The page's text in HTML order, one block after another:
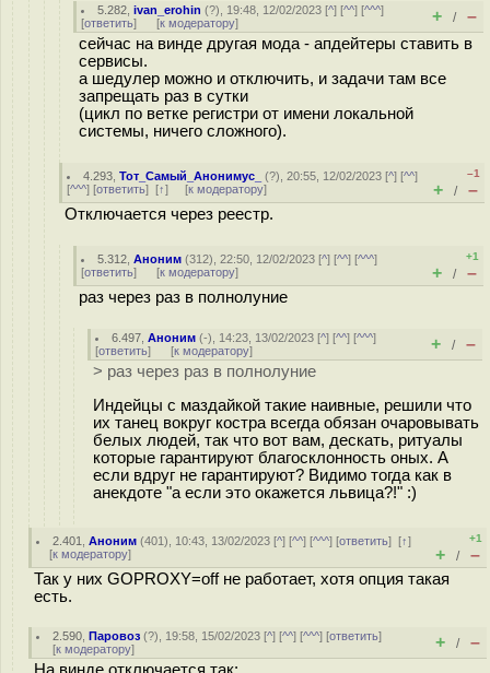
5.282 ,ivan_erohin (?), 19:48, 12/02/2023 [^] [^^] [^^^]
[ответить] [к модератору] + / –
сейчас на винде другая мода - апдейтеры ставить в
сервисы.
а шедулер можно и отключить, и задачи там все
запрещать раз в сутки
(цикл по ветке регистри от имени локальной
системы, ничего сложного).
4.293 ,Тот_Самый_Анонимус_ (?), 20:55, 12/02/2023 [^] [^^]
[^^^] [ответить] [↑] [к модератору]
–1
+ / –
Отключается через реестр.
5.312 ,Аноним (312), 22:50, 12/02/2023 [^] [^^] [^^^]
[ответить] [к модератору]
+1
+ / –
раз через раз в полнолуние
6.497 ,Аноним (-), 14:23, 13/02/2023 [^] [^^] [^^^]
[ответить] [к модератору] + / –
> раз через раз в полнолуние
Индейцы с маздайкой такие наивные, решили что
их танец вокруг костра всегда обязан очаровывать
белых людей, так что вот вам, дескать, ритуалы
которые гарантируют благосклонность оных. А
если вдруг не гарантируют? Видимо тогда как в
анекдоте "а если это окажется львица?!" :)
2.401 ,Аноним (401), 10:43, 13/02/2023 [^] [^^] [^^^] [ответить][↑]
[к модератору]
+1
+ / –
Так у них GOPROXY=off не работает, хотя опция такая
есть.
2.590 ,Паровоз (?), 19:58, 15/02/2023 [^] [^^] [^^^] [ответить]
[к модератору] + / –